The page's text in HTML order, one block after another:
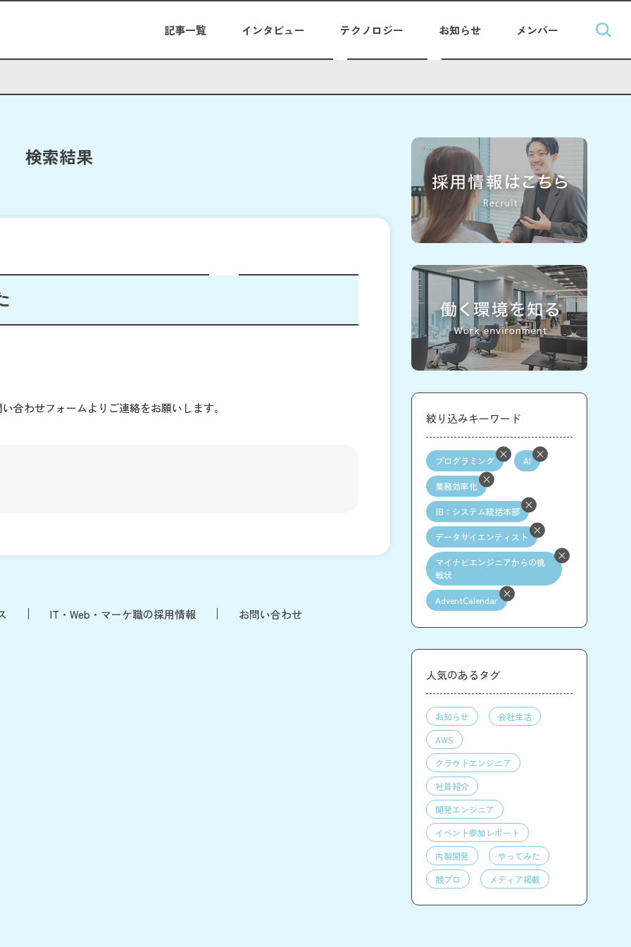
記事一覧 インタビュー テクノロジー お知らせ メンバー
検索結果
合わせフォームよりご連絡をお願いします。
IT・Web・マーケ職の採用情報 お問い合わせ
絞り込みキーワード
プログラミング AI
業務効率化
旧：システム統括本部
データサイエンティスト
マイナビエンジニアからの挑
戦状
AdventCalendar
人気のあるタグ
お知らせ
会社生活
AWS
クラウドエンジニア
社員紹介
開発エンジニア
イベント参加レポート
内製開発
やってみた
競プロ
メディア掲載